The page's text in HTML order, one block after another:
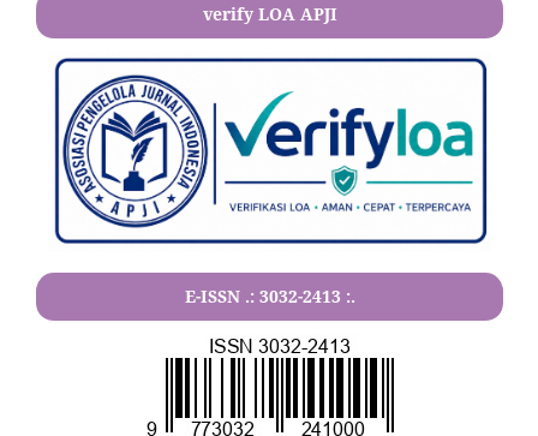
verify LOA APJI
E-ISSN .: 3032-2413 :.